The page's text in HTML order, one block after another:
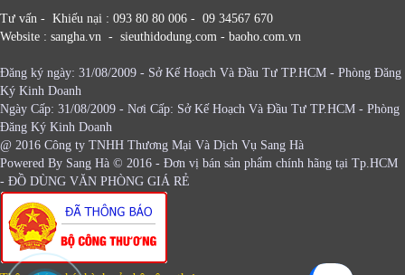
Tư vấn - Khiếu nại : 093 80 80 006 - 09 34567 670
Website : sangha.vn - sieuthidodung.com - baoho.com.vn
Đăng ký ngày: 31/08/2009 - Sở Kế Hoạch Và Đầu Tư TP.HCM - Phòng Đăng
Ký Kinh Doanh
Ngày Cấp: 31/08/2009 - Nơi Cấp: Sở Kế Hoạch Và Đầu Tư TP.HCM - Phòng
Đăng Ký Kinh Doanh
@ 2016 Công ty TNHH Thương Mại Và Dịch Vụ Sang Hà
Powered By Sang Hà © 2016 - Đơn vị bán sản phẩm chính hãng tại Tp.HCM
- ĐỒ DÙNG VĂN PHÒNG GIÁ RẺ